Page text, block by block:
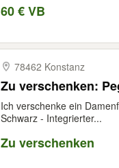
60 € VB
78462 Konstanz
Zu verschenken:
Ich verschenke ein
Schwarz - Integrierter...
Zu verschenken